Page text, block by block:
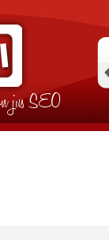
jus SEO